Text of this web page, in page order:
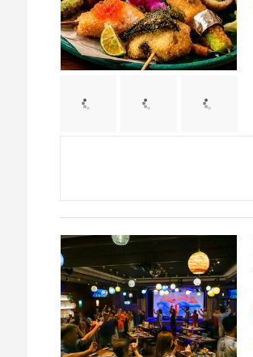
宮古島・伊良部島・多良間島
与那国島
南大東島・北大東島